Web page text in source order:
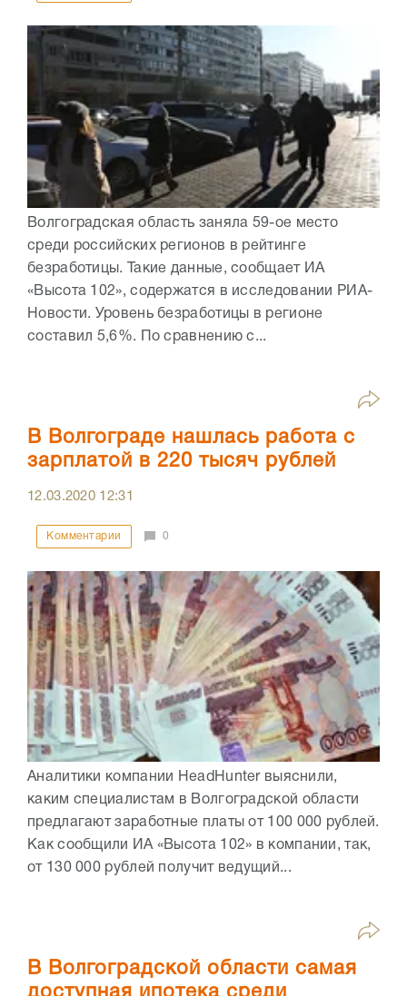
Волгоградская область заняла 59-ое место
среди российских регионов в рейтинге
безработицы. Такие данные, сообщает ИА
«Высота 102», содержатся в исследовании РИА-
Новости. Уровень безработицы в регионе
составил 5,6%. По сравнению с...
В Волгограде нашлась работа с
зарплатой в 220 тысяч рублей
12.03.2020 12:31
Комментарии 0
Аналитики компании HeadHunter выяснили,
каким специалистам в Волгоградской области
предлагают заработные платы от 100 000 рублей.
Как сообщили ИА «Высота 102» в компании, так,
от 130 000 рублей получит ведущий...
В Волгоградской области самая
доступная ипотека среди